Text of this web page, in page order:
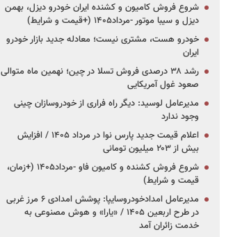
شروع فروش کامیون و کشنده ایران خودرو دیزل، بهمن
دیزل و سیبا موتور -مرداد۱۴۰۵ (+قیمت و شرایط)
خودرو هست، مشتری نیست؛ معادله جدید بازار خودرو
ایران
رشد ۳۸ درصدی فروش تسلا در چین؛ نهمین ماه متوالی
صعود غول آمریکایی
مدیرعامل لوسید: دیگر راه فراری از خودروسازان چینی
وجود ندارد
اعلام قیمت جدید پارس نوا در مرداد ۱۴۰۵ / افزایش
بیش از ۲۰۳ میلیون تومانی
شروع فروش کشنده و کامیون فاو -مرداد۱۴۰۵ (+زمان،
قیمت و شرایط)
مدیرعامل امدادخودروسایپا: پوشش امدادی ۶ مرز غربی
در طرح اربعین ۱۴۰۵ / «یارا» و هوش مصنوعی به
خدمت زائران آمد